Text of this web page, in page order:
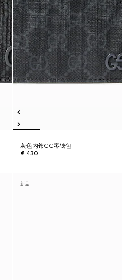
灰色内饰GG零钱包
€ 430
新品